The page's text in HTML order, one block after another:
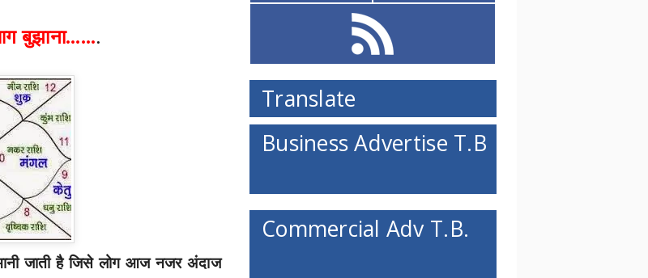
बुझाना.......
जाती है जिसे लोग आज नजर अंदाज
Translate
Business Advertise T.B
Commercial Adv T.B.